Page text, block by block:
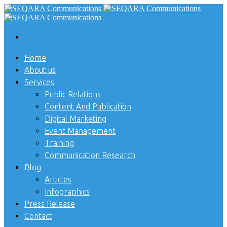
Home
About us
Services
Public Relations
Content And Publication
Digital Marketing
Event Management
Training
Communication Research
Blog
Articles
Infographics
Press Release
Contact